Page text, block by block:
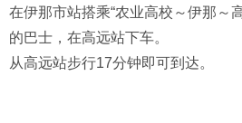
在伊那市站搭乘“农业高校～伊那～
的巴士，在高远站下车。
从高远站步行17分钟即可到达。